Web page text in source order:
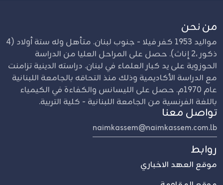
من نحن
مواليد 1953 كفر فيلا - جنوب لبنان. متأهل وله ستة أولاد (4
ذكور ،2 إناث). حصل على المراحل العليا من الدراسة
الحوزوية على يد كبار العلماء في لبنان. دراسته الدينية تزامنت
مع الدراسة الأكاديمية وذلك منذ التحاقه بالجامعة اللبنانية
عام 1970م. حصل على الليسانس والكفاءة في الكيمياء
باللغة الفرنسية من الجامعة اللبنانية - كلية التربية.
تواصل معنا
naimkassem@naimkassem.com.lb
روابط
موقع العهد الاخباري